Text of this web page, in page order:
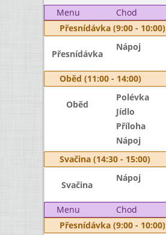
Menu
Chod
Přesnídávka (9:00 - 10:00)
Přesnídávka
Nápoj
Oběd (11:00 - 14:00)
Oběd
Polévka
Jídlo
Příloha
Nápoj
Svačina (14:30 - 15:00)
Svačina
Nápoj
Menu Chod
Přesnídávka (9:00 - 10:00)